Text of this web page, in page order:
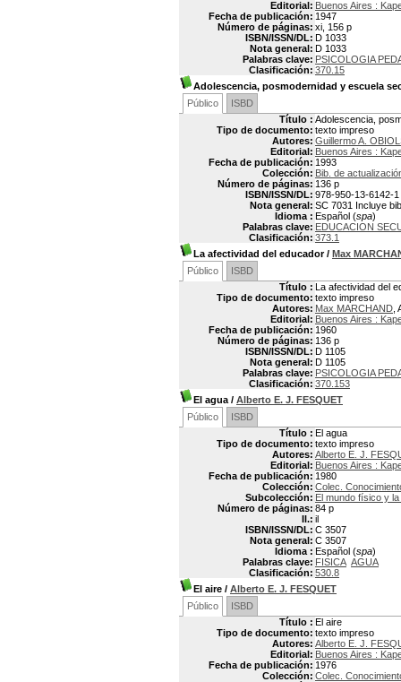
Editorial: Buenos Aires :
Fecha de publicación: 1947
Número de páginas: xi, 156 p
ISBN/ISSN/DL: D 1033
Nota general: D 1033
Palabras clave: PSICOLOGIA
Clasificación: 370.15
Adolescencia, posmodernidad y escuela
Público
ISBD
Título : Adolescencia,
Tipo de documento: texto impreso
Autores: Guillermo A.
Editorial: Buenos Aires :
Fecha de publicación: 1993
Colección: Bib. de
Número de páginas: 136 p
ISBN/ISSN/DL: 978-950-13-6142-1
Nota general: SC 7031 Incluye
Idioma : Español (spa)
Palabras clave: EDUCACION
Clasificación: 373.1
La afectividad del educador/ Max
Público
ISBD
Título : La afectividad del
Tipo de documento: texto impreso
Autores: Max MARCHAND ,
Editorial: Buenos Aires :
Fecha de publicación: 1960
Número de páginas: 136 p
ISBN/ISSN/DL: D 1105
Nota general: D 1105
Palabras clave: PSICOLOGIA
Clasificación: 370.153
El agua / Alberto E. J. FESQUET
Público
ISBD
Título : El agua
Tipo de documento: texto impreso
Autores: Alberto E. J.
Editorial: Buenos Aires :
Fecha de publicación: 1980
Colección: Colec.
Subcolección: El mundo físico y
Número de páginas: 84 p
Il.: il
ISBN/ISSN/DL: C 3507
Nota general: C 3507
Idioma : Español (spa)
Palabras clave: FISICA AGUA
Clasificación: 530.8
El aire / Alberto E. J. FESQUET
Público
ISBD
Título : El aire
Tipo de documento: texto impreso
Autores: Alberto E. J.
Editorial: Buenos Aires :
Fecha de publicación: 1976
Colección: Colec.